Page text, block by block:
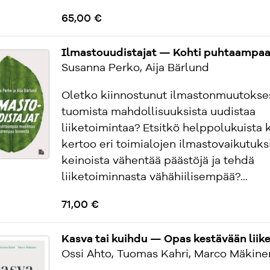
65,00 €
Ilmastouudistajat — Kohti puhtaampaa
Susanna Perko, Aija Bärlund
Oletko kiinnostunut
tuomista mahdollisuuksista uudistaa
liiketoimintaa? Etsitkö helppolukuista
kertoo eri toimialojen
keinoista vähentää päästöjä ja tehdä
liiketoiminnasta vähähiilisempää?...
71,00 €
Kasva tai kuihdu — Opas kestävään
Ossi Ahto, Tuomas Kahri, Marco